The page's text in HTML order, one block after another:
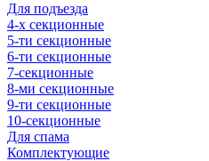
Для подъезда
4-х секционные
5-ти секционные
6-ти секционные
7-секционные
8-ми секционные
9-ти секционные
10-секционные
Для спама
Комплектующие